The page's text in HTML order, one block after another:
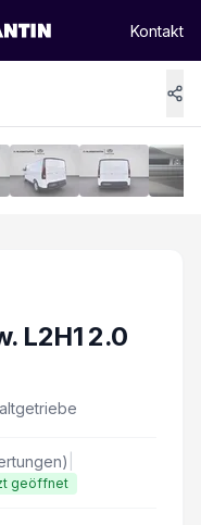
Kontakt
L2H1 2.0
geöffnet